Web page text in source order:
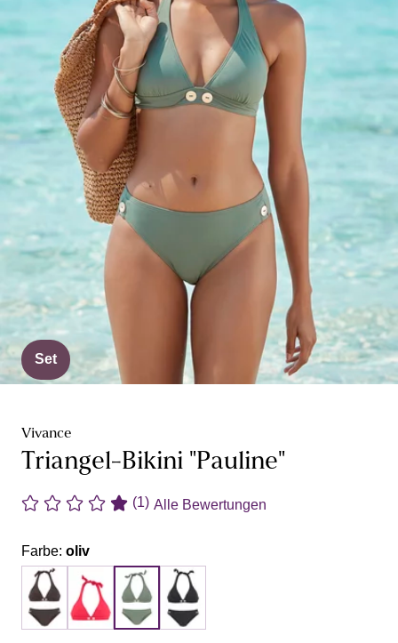
Set
Vivance
Triangel-Bikini "Pauline"
(1) Alle Bewertungen
Farbe: oliv